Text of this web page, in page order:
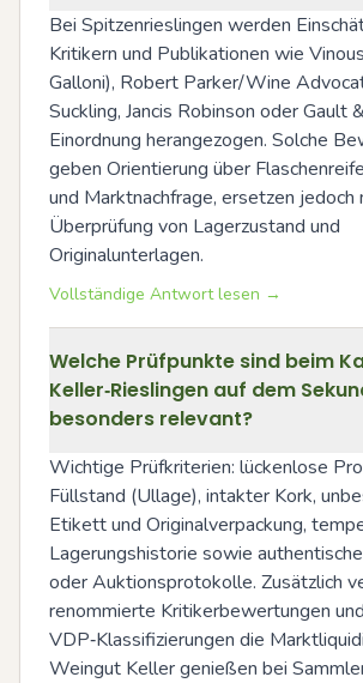
Bei Spitzenrieslingen werden
Kritikern und Publikationen wie
Galloni), Robert Parker/Wine
Suckling, Jancis Robinson oder Gault
Einordnung herangezogen. Solche
geben Orientierung über
und Marktnachfrage, ersetzen jedoch
Überprüfung von Lagerzustand und
Originalunterlagen.
Vollständige Antwort lesen →
Welche Prüfpunkte sind beim
Keller‑Rieslingen auf dem
besonders relevant?
Wichtige Prüfkriterien: lückenlose
Füllstand (Ullage), intakter Kork,
Etikett und Originalverpackung,
Lagerungshistorie sowie
oder Auktionsprotokolle. Zusätzlich
renommierte Kritikerbewertungen und
VDP‑Klassifizierungen die
Weingut Keller genießen bei